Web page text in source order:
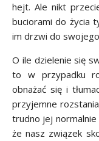
hejt. Ale nikt
buciorami do życia
im drzwi do
O ile dzielenie się
to w przypadku
obnażać się i
przyjemne
trudno jej normalnie
że nasz związek